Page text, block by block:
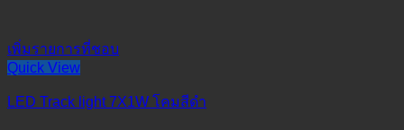
เพิ่มรายการที่ชอบ
Quick View
LED Track light 7X1W โคมสีดำ